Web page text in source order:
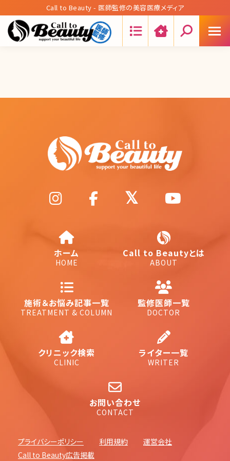
Call to Beauty - 医師監修の美容医療メディア
ホーム
HOME
Call to Beautyとは
ABOUT
施術＆お悩み記事一覧
TREATMENT & COLUMN
監修医師一覧
DOCTOR
クリニック検索
CLINIC
ライター一覧
WRITER
お問い合わせ
CONTACT
プライバシーポリシー 利用規約
運営会社
Call to Beauty広告掲載